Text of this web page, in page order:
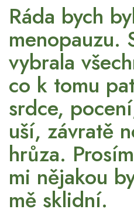
Ráda bych
menopauzu.
vybrala
co k tomu
srdce,
uší, závratě
hrůza.
mi nějakou
mě sklidní.